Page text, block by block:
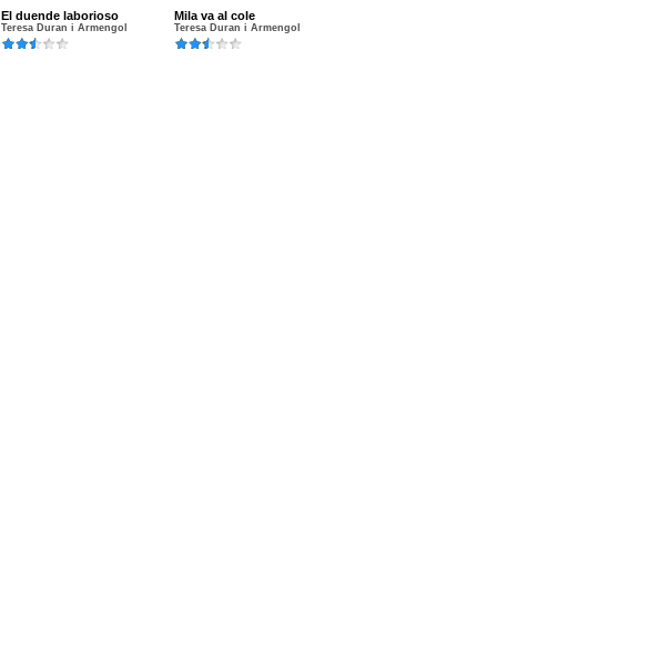
El duende laborioso
Teresa Duran i Armengol
Mila va al cole
Teresa Duran i Armengol